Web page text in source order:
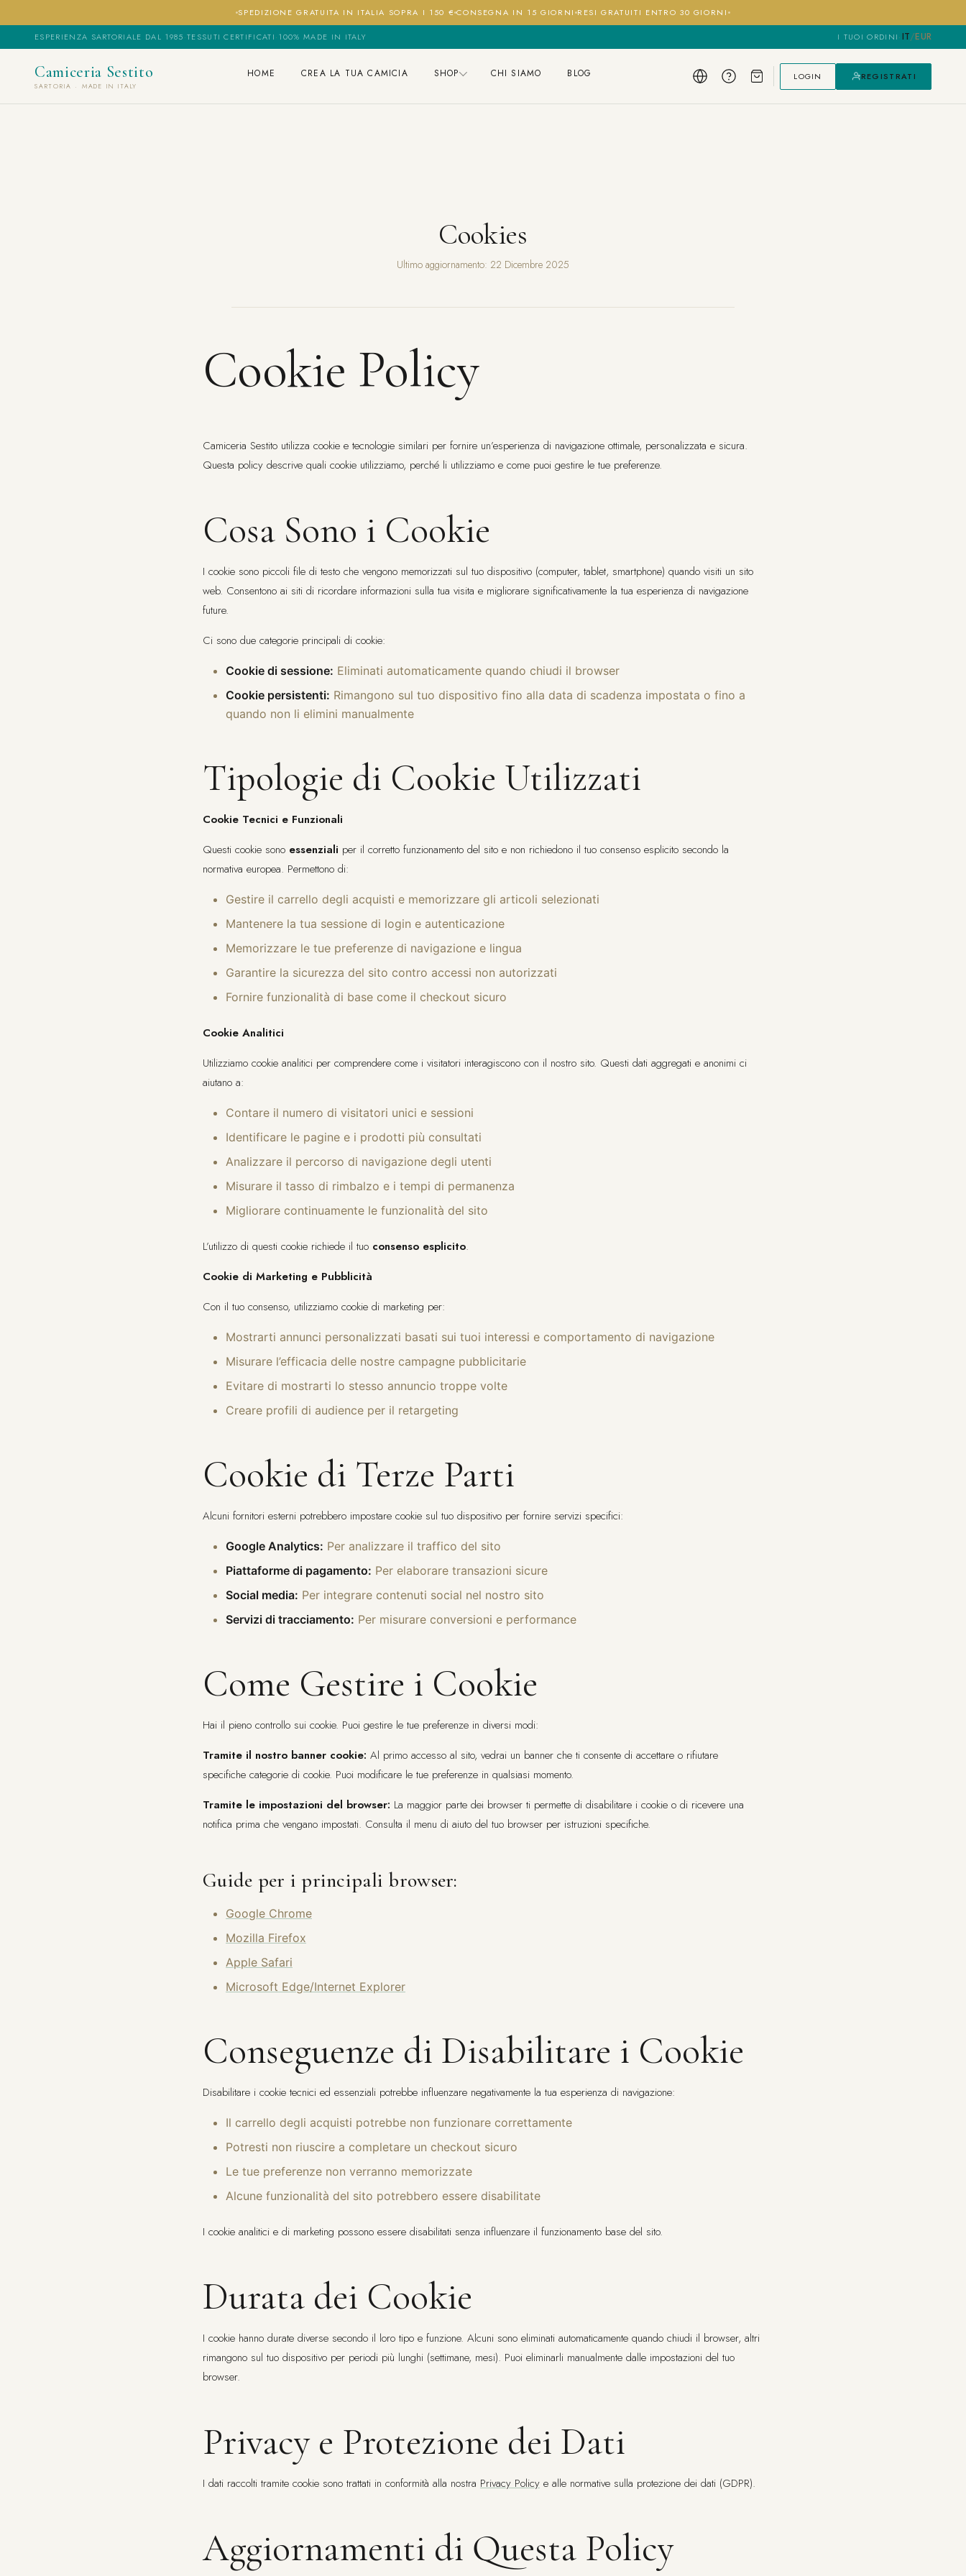
SPEDIZIONE GRATUITA IN ITALIA SOPRA I 150 €CONSEGNA IN 15 GIORNI RESI GRATUITI ENTRO 30 GIORNI
ESPERIENZA SARTORIALE DAL 1985·TESSUTI CERTIFICATI·100% MADE IN ITALY I TUOI ORDINI·IT/EUR
Camiceria Sestito
SARTORIA · MADE IN ITALY
HOME CREA LA TUA CAMICIA SHOP CHI SIAMO BLOG LOGIN REGISTRATI
Cookies
Ultimo aggiornamento: 22 Dicembre 2025
Cookie Policy
Camiceria Sestito utilizza cookie e tecnologie similari per fornire un’esperienza di navigazione ottimale, personalizzata e sicura.
Questa policy descrive quali cookie utilizziamo, perché li utilizziamo e come puoi gestire le tue preferenze.
Cosa Sono i Cookie
I cookie sono piccoli file di testo che vengono memorizzati sul tuo dispositivo (computer, tablet, smartphone) quando visiti un sito
web. Consentono ai siti di ricordare informazioni sulla tua visita e migliorare significativamente la tua esperienza di navigazione
future.
Ci sono due categorie principali di cookie:
Cookie di sessione: Eliminati automaticamente quando chiudi il browser
Cookie persistenti: Rimangono sul tuo dispositivo fino alla data di scadenza impostata o fino a
quando non li elimini manualmente
Tipologie di Cookie Utilizzati
Cookie Tecnici e Funzionali
Questi cookie sono essenziali per il corretto funzionamento del sito e non richiedono il tuo consenso esplicito secondo la
normativa europea. Permettono di:
Gestire il carrello degli acquisti e memorizzare gli articoli selezionati
Mantenere la tua sessione di login e autenticazione
Memorizzare le tue preferenze di navigazione e lingua
Garantire la sicurezza del sito contro accessi non autorizzati
Fornire funzionalità di base come il checkout sicuro
Cookie Analitici
Utilizziamo cookie analitici per comprendere come i visitatori interagiscono con il nostro sito. Questi dati aggregati e anonimi ci
aiutano a:
Contare il numero di visitatori unici e sessioni
Identificare le pagine e i prodotti più consultati
Analizzare il percorso di navigazione degli utenti
Misurare il tasso di rimbalzo e i tempi di permanenza
Migliorare continuamente le funzionalità del sito
L’utilizzo di questi cookie richiede il tuo consenso esplicito.
Cookie di Marketing e Pubblicità
Con il tuo consenso, utilizziamo cookie di marketing per:
Mostrarti annunci personalizzati basati sui tuoi interessi e comportamento di navigazione
Misurare l’efficacia delle nostre campagne pubblicitarie
Evitare di mostrarti lo stesso annuncio troppe volte
Creare profili di audience per il retargeting
Cookie di Terze Parti
Alcuni fornitori esterni potrebbero impostare cookie sul tuo dispositivo per fornire servizi specifici:
Google Analytics: Per analizzare il traffico del sito
Piattaforme di pagamento: Per elaborare transazioni sicure
Social media: Per integrare contenuti social nel nostro sito
Servizi di tracciamento: Per misurare conversioni e performance
Come Gestire i Cookie
Hai il pieno controllo sui cookie. Puoi gestire le tue preferenze in diversi modi:
Tramite il nostro banner cookie: Al primo accesso al sito, vedrai un banner che ti consente di accettare o rifiutare
specifiche categorie di cookie. Puoi modificare le tue preferenze in qualsiasi momento.
Tramite le impostazioni del browser: La maggior parte dei browser ti permette di disabilitare i cookie o di ricevere una
notifica prima che vengano impostati. Consulta il menu di aiuto del tuo browser per istruzioni specifiche.
Guide per i principali browser:
Google Chrome
Mozilla Firefox
Apple Safari
Microsoft Edge/Internet Explorer
Conseguenze di Disabilitare i Cookie
Disabilitare i cookie tecnici ed essenziali potrebbe influenzare negativamente la tua esperienza di navigazione:
Il carrello degli acquisti potrebbe non funzionare correttamente
Potresti non riuscire a completare un checkout sicuro
Le tue preferenze non verranno memorizzate
Alcune funzionalità del sito potrebbero essere disabilitate
I cookie analitici e di marketing possono essere disabilitati senza influenzare il funzionamento base del sito.
Durata dei Cookie
I cookie hanno durate diverse secondo il loro tipo e funzione. Alcuni sono eliminati automaticamente quando chiudi il browser, altri
rimangono sul tuo dispositivo per periodi più lunghi (settimane, mesi). Puoi eliminarli manualmente dalle impostazioni del tuo
browser.
Privacy e Protezione dei Dati
I dati raccolti tramite cookie sono trattati in conformità alla nostra Privacy Policy e alle normative sulla protezione dei dati (GDPR).
Aggiornamenti di Questa Policy